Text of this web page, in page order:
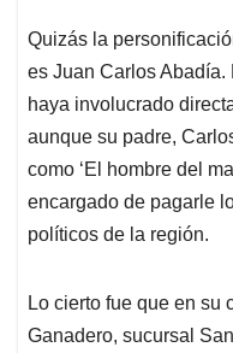
Quizás la
es Juan Carlos
haya involucrado
aunque su padre,
como ‘El hombre del
encargado de pagarle
políticos de la región.
Lo cierto fue que en su
Ganadero, sucursal